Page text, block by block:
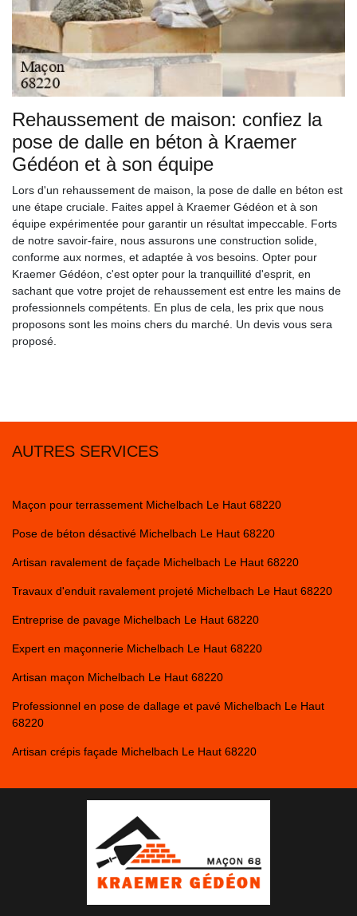
Rehaussement de maison: confiez la
pose de dalle en béton à Kraemer
Gédéon et à son équipe
Lors d'un rehaussement de maison, la pose de dalle en béton est
une étape cruciale. Faites appel à Kraemer Gédéon et à son
équipe expérimentée pour garantir un résultat impeccable. Forts
de notre savoir-faire, nous assurons une construction solide,
conforme aux normes, et adaptée à vos besoins. Opter pour
Kraemer Gédéon, c'est opter pour la tranquillité d'esprit, en
sachant que votre projet de rehaussement est entre les mains de
professionnels compétents. En plus de cela, les prix que nous
proposons sont les moins chers du marché. Un devis vous sera
proposé.
AUTRES SERVICES
Maçon pour terrassement Michelbach Le Haut 68220
Pose de béton désactivé Michelbach Le Haut 68220
Artisan ravalement de façade Michelbach Le Haut 68220
Travaux d'enduit ravalement projeté Michelbach Le Haut 68220
Entreprise de pavage Michelbach Le Haut 68220
Expert en maçonnerie Michelbach Le Haut 68220
Artisan maçon Michelbach Le Haut 68220
Professionnel en pose de dallage et pavé Michelbach Le Haut
68220
Artisan crépis façade Michelbach Le Haut 68220